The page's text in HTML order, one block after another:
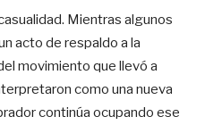
Mientras algunos
acto de respaldo a la
movimiento que llevó a
como una nueva
continúa ocupando ese